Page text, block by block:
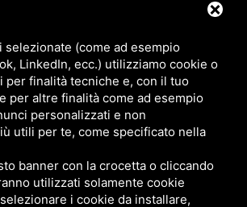
RISERVA IDRICA
PRODOTTI SPECIALI
COMPONIBILI
CERCA PER SERIE
selezionate (come ad esempio
LinkedIn, ecc.) utilizziamo cookie o
per finalità tecniche e, con il tuo
per altre finalità come ad esempio
personalizzati e non
utili per te, come specificato nella
banner con la crocetta o cliccando
utilizzati solamente cookie
i cookie da installare,